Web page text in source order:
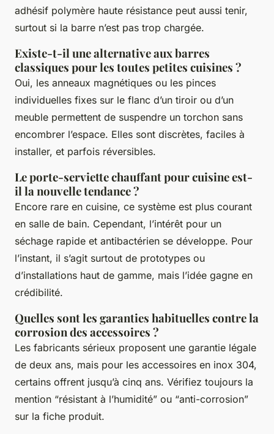
adhésif polymère haute résistance peut aussi tenir,
surtout si la barre n’est pas trop chargée.
Existe-t-il une alternative aux barres
classiques pour les toutes petites cuisines ?
Oui, les anneaux magnétiques ou les pinces
individuelles fixes sur le flanc d’un tiroir ou d’un
meuble permettent de suspendre un torchon sans
encombrer l’espace. Elles sont discrètes, faciles à
installer, et parfois réversibles.
Le porte-serviette chauffant pour cuisine est-
il la nouvelle tendance ?
Encore rare en cuisine, ce système est plus courant
en salle de bain. Cependant, l’intérêt pour un
séchage rapide et antibactérien se développe. Pour
l’instant, il s’agit surtout de prototypes ou
d’installations haut de gamme, mais l’idée gagne en
crédibilité.
Quelles sont les garanties habituelles contre la
corrosion des accessoires ?
Les fabricants sérieux proposent une garantie légale
de deux ans, mais pour les accessoires en inox 304,
certains offrent jusqu’à cinq ans. Vérifiez toujours la
mention “résistant à l’humidité” ou “anti-corrosion”
sur la fiche produit.